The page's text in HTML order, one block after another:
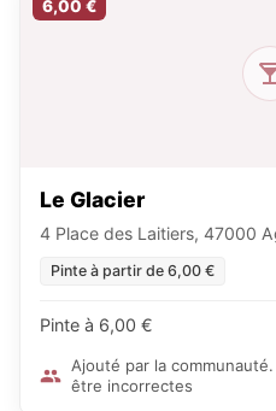
6,00 €
Le Glacier
4 Place des Laitiers, 47000
Pinte à partir de 6,00 €
Pinte à 6,00 €
Ajouté par la
être incorrectes